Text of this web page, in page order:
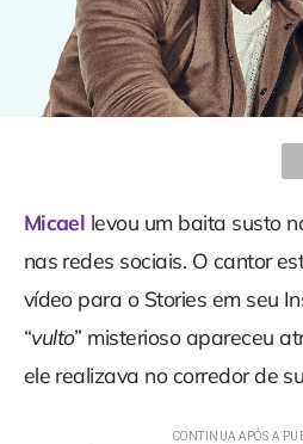
Micael levou um baita susto
nas redes sociais. O cantor
vídeo para o Stories em seu
“vulto” misterioso apareceu
ele realizava no corredor de